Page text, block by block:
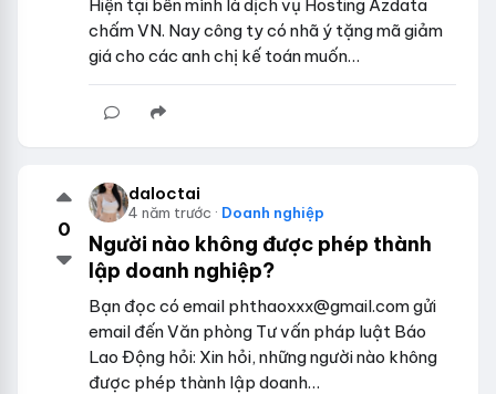
Hiện tại bên mình là dịch vụ Hosting Azdata
chấm VN. Nay công ty có nhã ý tặng mã giảm
giá cho các anh chị kế toán muốn…
0
daloctai
4 năm trước · Doanh nghiệp
Người nào không được phép thành
lập doanh nghiệp?
Bạn đọc có email phthaoxxx@gmail.com gửi
email đến Văn phòng Tư vấn pháp luật Báo
Lao Động hỏi: Xin hỏi, những người nào không
được phép thành lập doanh…